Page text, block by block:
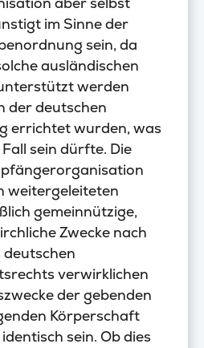
im Sinne der
sein, da
ausländischen
werden
der deutschen
errichtet wurden, was
sein dürfte. Die
weitergeleiteten
gemeinnützige,
Zwecke nach
deutschen
verwirklichen
der gebenden
Körperschaft
sein. Ob dies